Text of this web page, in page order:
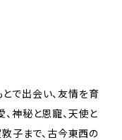
で出会い、友情を育
神秘と恩寵、天使と
敦子まで、古今東西の